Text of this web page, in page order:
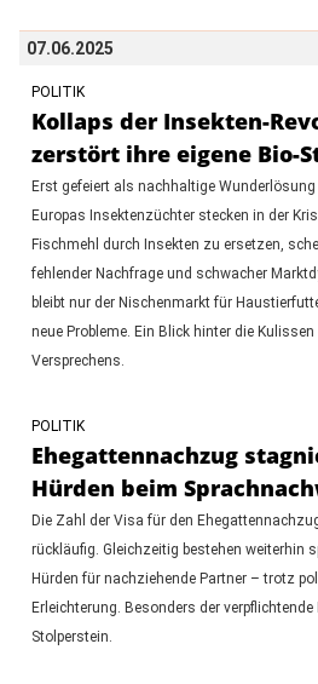
07.06.2025
POLITIK
Kollaps der Insekten-
zerstört ihre eigene Bio-
Erst gefeiert als nachhaltige
Europas Insektenzüchter stecken in der
Fischmehl durch Insekten zu ersetzen,
fehlender Nachfrage und schwacher
bleibt nur der Nischenmarkt für
neue Probleme. Ein Blick hinter die
Versprechens.
POLITIK
Ehegattennachzug
Hürden beim
Die Zahl der Visa für den
rückläufig. Gleichzeitig bestehen weiterhin
Hürden für nachziehende Partner – trotz
Erleichterung. Besonders der
Stolperstein.